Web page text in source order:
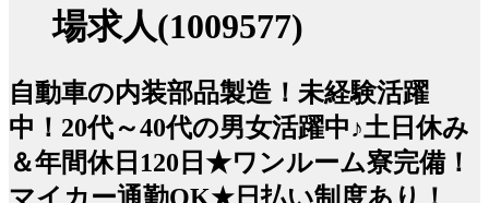
場求人(1009577)
自動車の内装部品製造！未経験活躍
中！20代～40代の男女活躍中♪土日休み
＆年間休日120日★ワンルーム寮完備！
マイカー通勤OK★日払い制度あり！